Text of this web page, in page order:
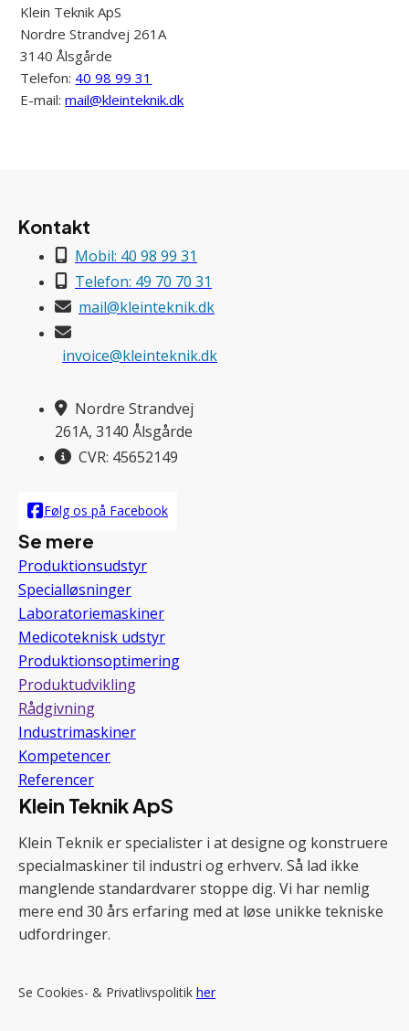
Klein Teknik ApS
Nordre Strandvej 261A
3140 Ålsgårde
Telefon: 40 98 99 31
E-mail:mail@kleinteknik.dk
Kontakt
Mobil: 40 98 99 31
Telefon: 49 70 70 31
mail@kleinteknik.dk
invoice@kleinteknik.dk
Nordre Strandvej
261A, 3140 Ålsgårde
CVR: 45652149
Følg os på Facebook
Se mere
Produktionsudstyr
Specialløsninger
Laboratoriemaskiner
Medicoteknisk udstyr
Produktionsoptimering
Produktudvikling
Rådgivning
Industrimaskiner
Kompetencer
Referencer
Klein Teknik ApS
Klein Teknik er specialister i at designe og konstruere
specialmaskiner til industri og erhverv. Så lad ikke
manglende standardvarer stoppe dig. Vi har nemlig
mere end 30 års erfaring med at løse unikke tekniske
udfordringer.
Se Cookies- & Privatlivspolitik her